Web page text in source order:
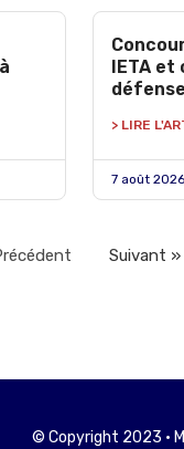
IETA
> LIRE
7 août 2026
Suivant »
© Copyright 2023 •